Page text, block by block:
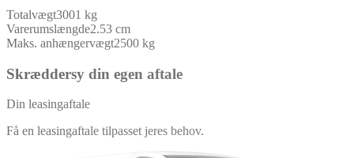
Totalvægt3001 kg
Varerumslængde2.53 cm
Maks. anhængervægt2500 kg
Skræddersy din egen aftale
Din leasingaftale
Få en leasingaftale tilpasset jeres behov.